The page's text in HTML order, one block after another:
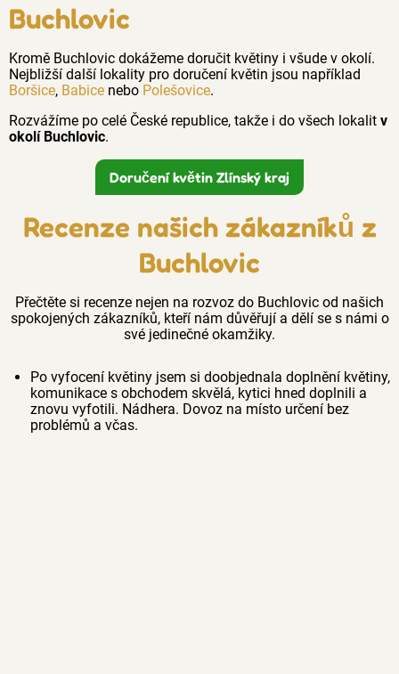
Buchlovic
Kromě Buchlovic dokážeme doručit květiny i všude v okolí.
Nejbližší další lokality pro doručení květin jsou například
Boršice, Babice nebo Polešovice.
Rozvážíme po celé České republice, takže i do všech lokalit v
okolí Buchlovic.
Doručení květin Zlínský kraj
Recenze našich zákazníků z
Buchlovic
Přečtěte si recenze nejen na rozvoz do Buchlovic od našich
spokojených zákazníků, kteří nám důvěřují a dělí se s námi o
své jedinečné okamžiky.
Po vyfocení květiny jsem si doobjednala doplnění květiny,
komunikace s obchodem skvělá, kytici hned doplnili a
znovu vyfotili. Nádhera. Dovoz na místo určení bez
problémů a včas.